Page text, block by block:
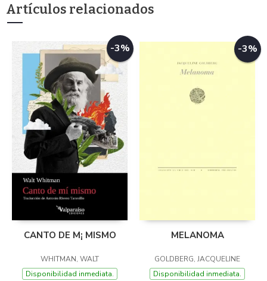
Artículos relacionados
-3%
CANTO DE M¡ MISMO
WHITMAN, WALT
Disponibilidad inmediata.
-3%
MELANOMA
GOLDBERG, JACQUELINE
Disponibilidad inmediata.